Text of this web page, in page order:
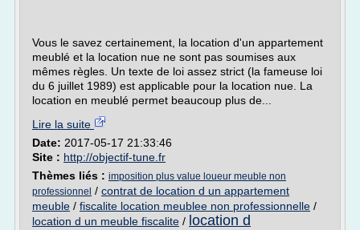
Vous le savez certainement, la location d'un appartement
meublé et la location nue ne sont pas soumises aux
mêmes règles. Un texte de loi assez strict (la fameuse loi
du 6 juillet 1989) est applicable pour la location nue. La
location en meublé permet beaucoup plus de...
Lire la suite
Date: 2017-05-17 21:33:46
Site : http://objectif-tune.fr
Thèmes liés : imposition plus value loueur meuble non
professionnel / contrat de location d un appartement
meuble / fiscalite location meublee non professionnelle /
location d un meuble fiscalite / location d